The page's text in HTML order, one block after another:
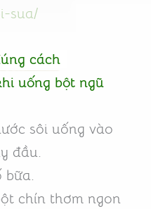
sua/
cách
uống bột ngũ
sôi uống vào
đầu.
bữa.
chín thơm ngon